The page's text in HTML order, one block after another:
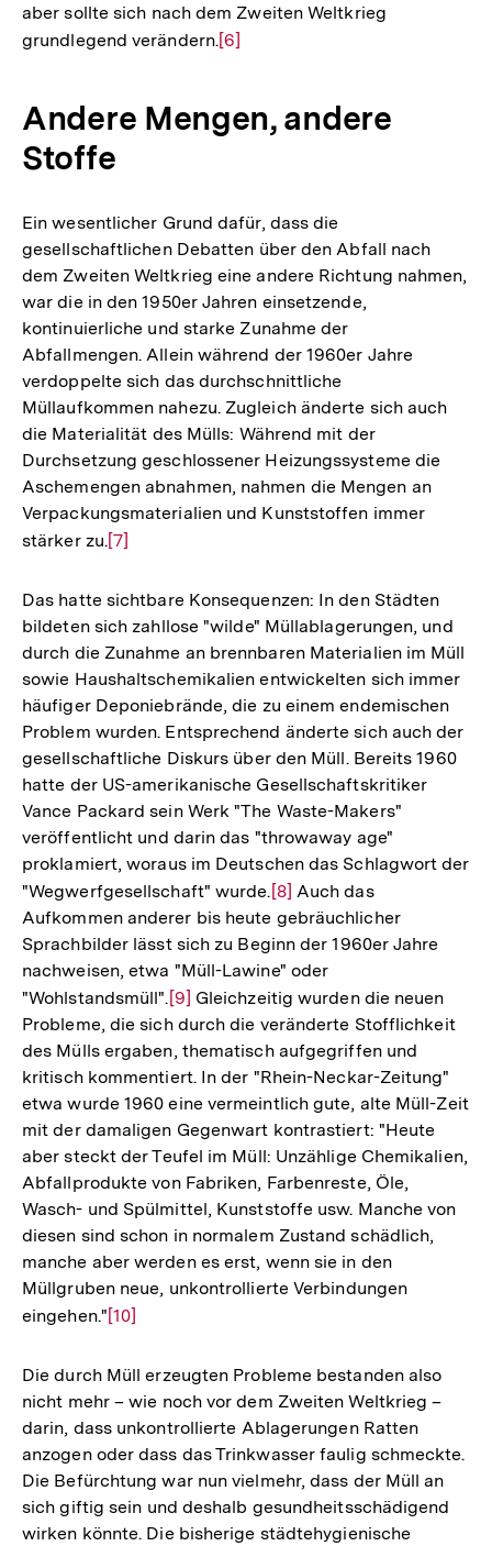
aber sollte sich nach dem Zweiten Weltkrieg
grundlegend verändern.Zur
Fußnote
[6]
Andere Mengen, andere
Stoffe
Ein wesentlicher Grund dafür, dass die
gesellschaftlichen Debatten über den Abfall nach
dem Zweiten Weltkrieg eine andere Richtung nahmen,
war die in den 1950er Jahren einsetzende,
kontinuierliche und starke Zunahme der
Abfallmengen. Allein während der 1960er Jahre
verdoppelte sich das durchschnittliche
Müllaufkommen nahezu. Zugleich änderte sich auch
die Materialität des Mülls: Während mit der
Durchsetzung geschlossener Heizungssysteme die
Aschemengen abnahmen, nahmen die Mengen an
Verpackungsmaterialien und Kunststoffen immer
stärker zu.Zur
der
Fußnote
[7]
Das hatte sichtbare Konsequenzen: In den Städten
bildeten sich zahllose "wilde" Müllablagerungen, und
durch die Zunahme an brennbaren Materialien im Müll
sowie Haushaltschemikalien entwickelten sich immer
häufiger Deponiebrände, die zu einem endemischen
Problem wurden. Entsprechend änderte sich auch der
gesellschaftliche Diskurs über den Müll. Bereits 1960
hatte der US-amerikanische Gesellschaftskritiker
Vance Packard sein Werk "The Waste-Makers"
veröffentlicht und darin das "throwaway age"
proklamiert, woraus im Deutschen das Schlagwort der
"Wegwerfgesellschaft" wurde. Zur
Auflösung
der
Fußnote
[8] Auch das
Aufkommen anderer bis heute gebräuchlicher
Sprachbilder lässt sich zu Beginn der 1960er Jahre
nachweisen, etwa "Müll-Lawine" oder
"Wohlstandsmüll". Zur
Auflösung
der
Fußnote
[9] Gleichzeitig wurden die neuen
Probleme, die sich durch die veränderte Stofflichkeit
des Mülls ergaben, thematisch aufgegriffen und
kritisch kommentiert. In der "Rhein-Neckar-Zeitung"
etwa wurde 1960 eine vermeintlich gute, alte Müll-Zeit
mit der damaligen Gegenwart kontrastiert: "Heute
aber steckt der Teufel im Müll: Unzählige Chemikalien,
Abfallprodukte von Fabriken, Farbenreste, Öle,
Wasch- und Spülmittel, Kunststoffe usw. Manche von
diesen sind schon in normalem Zustand schädlich,
manche aber werden es erst, wenn sie in den
Müllgruben neue, unkontrollierte Verbindungen
eingehen."Zur
der
Fußnote
[10]
Die durch Müll erzeugten Probleme bestanden also
nicht mehr – wie noch vor dem Zweiten Weltkrieg –
darin, dass unkontrollierte Ablagerungen Ratten
anzogen oder dass das Trinkwasser faulig schmeckte.
Die Befürchtung war nun vielmehr, dass der Müll an
sich giftig sein und deshalb gesundheitsschädigend
wirken könnte. Die bisherige städtehygienische